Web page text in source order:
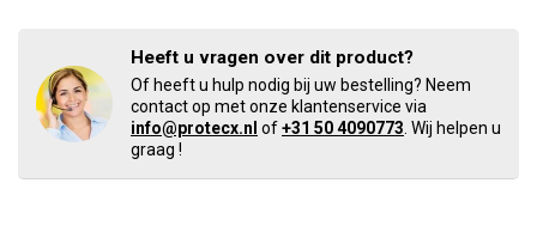
Heeft u vragen over dit product?
Of heeft u hulp nodig bij uw bestelling? Neem
contact op met onze klantenservice via
info@protecx.nl of+31 50 4090773 . Wij helpen u
graag !